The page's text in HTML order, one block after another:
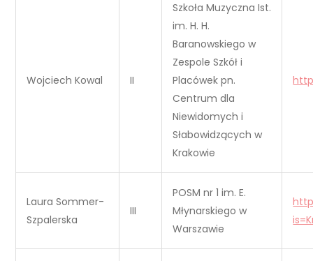
Wojciech Kowal II
Szkoła Muzyczna Ist.
im. H. H.
Baranowskiego w
Zespole Szkół i
Placówek pn.
Centrum dla
Niewidomych i
Słabowidzących w
Krakowie
Laura Sommer-
Szpalerska
III
POSM nr 1 im. E.
Młynarskiego w
Warszawie